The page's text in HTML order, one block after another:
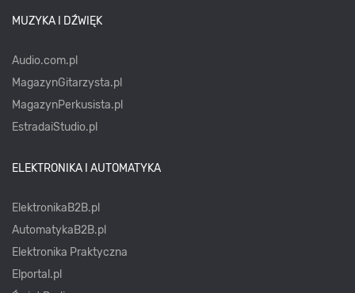
MUZYKA I DŹWIĘK
Audio.com.pl
MagazynGitarzysta.pl
MagazynPerkusista.pl
EstradaiStudio.pl
ELEKTRONIKA I AUTOMATYKA
ElektronikaB2B.pl
AutomatykaB2B.pl
Elektronika Praktyczna
Elportal.pl